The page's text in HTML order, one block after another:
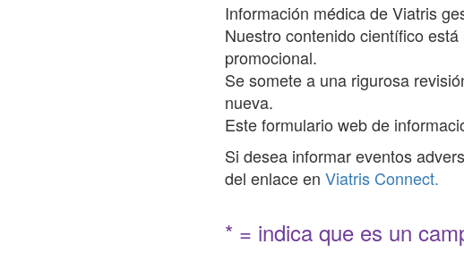
Información médica de Viatris
Nuestro contenido científico
promocional.
Se somete a una rigurosa
nueva.
Este formulario web de
Si desea informar eventos
del enlace en Viatris Connect.
* = indica que es un